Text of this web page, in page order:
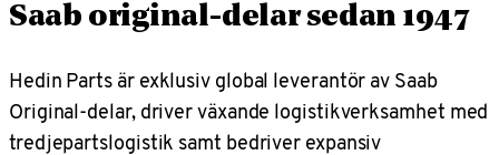
Saab original-delar sedan 1947
Hedin Parts är exklusiv global leverantör av Saab
Original-delar, driver växande logistikverksamhet med
tredjepartslogistik samt bedriver expansiv